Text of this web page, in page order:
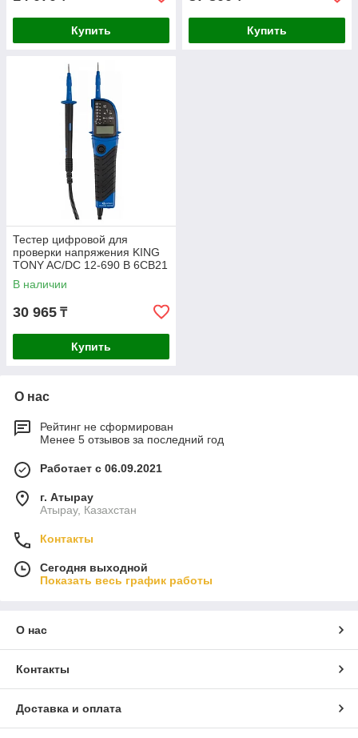
Купить Купить
Тестер цифровой для
проверки напряжения KING
TONY AC/DC 12-690 В 6CB21
В наличии
30 965 ₸
Купить
О нас
Рейтинг не сформирован
Менее 5 отзывов за последний год
Работает с 06.09.2021
г. Атырау
Атырау, Казахстан
Контакты
Сегодня выходной
Показать весь график работы
О нас
Контакты
Доставка и оплата